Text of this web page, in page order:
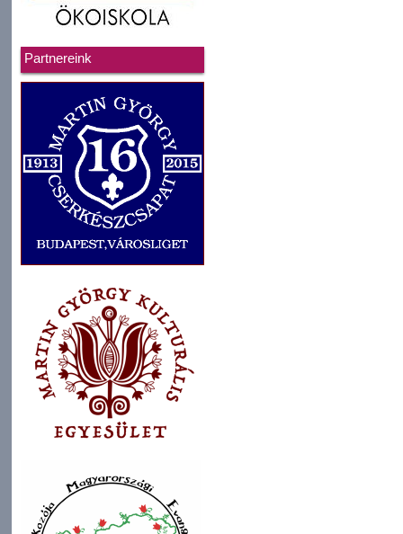
Partnereink